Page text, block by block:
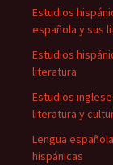
Estudios
española y sus
Estudios
literatura
Estudios
literatura y
Lengua
hispánicas